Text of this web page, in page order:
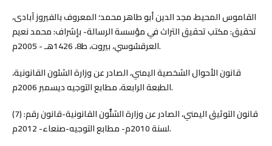
القاموس المحيط، مجد الدين أبو طاهر محمد؛ المعروف بالفيروز آبادى،
تحقيق: مكتب تحقيق التراث في مؤسسة الرسالة- بإشراف: محمد نعيم
العرقسُوسي، بيروت، ط8، 1426هـ - 2005م.
قانون الأحوال الشخصية اليمني، الصادر عن وزارة الشئون القانونية،
الطبعة الرابعة، مطابع التوجيه ديسمبر 2006م.
قانون التوثيق اليمني، الصادر عن وزارة الشئٌون القانونية-قانون رقم: (7)
لسنة 2010م- مطابع التوجيه-صنعاء- 2012م.